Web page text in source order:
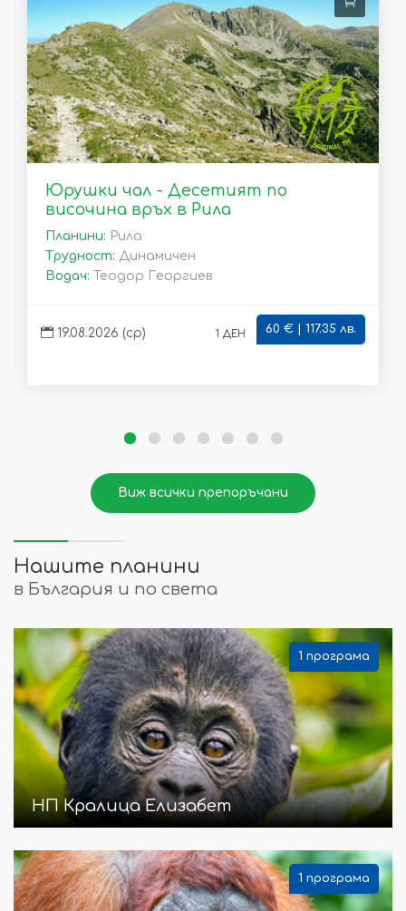
Юрушки чал - Десетият по
височина връх в Рила
Планини: Рила
Трудност: Динамичен
Водач: Теодор Георгиев
19.08.2026 (ср) 1 ден 60 € | 117.35 лв.
Виж всички препоръчани
Нашите планини
в България и по света
1 програма
НП Кралица Елизабет
1 програма